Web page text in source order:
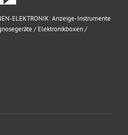
ELEKTRONIK: Anzeige-Instrumente
/ Elektronikboxen /